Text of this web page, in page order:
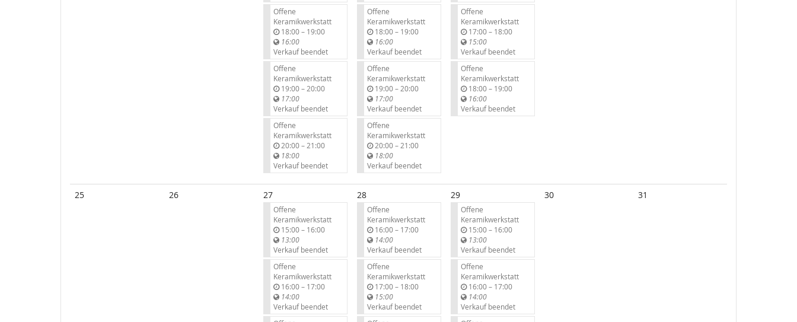
Offene
Keramikwerkstatt
18:00–b
s
19:00
16:00
Verkauf beendet
Offene
Keramikwerkstatt
19:00–b
s
20:00
17:00
Verkauf beendet
Offene
Keramikwerkstatt
20:00–b
s
21:00
18:00
Verkauf beendet
Offene
Keramikwerkstatt
18:00–b
s
19:00
16:00
Verkauf beendet
Offene
Keramikwerkstatt
19:00–b
s
20:00
17:00
Verkauf beendet
Offene
Keramikwerkstatt
20:00–b
s
21:00
18:00
Verkauf beendet
Offene
Keramikwerkstatt
17:00–b
s
18:00
15:00
Verkauf beendet
Offene
Keramikwerkstatt
18:00–b
s
19:00
16:00
Verkauf beendet
25 26 27
Offene
Keramikwerkstatt
15:00–b
s
16:00
13:00
Verkauf beendet
Offene
Keramikwerkstatt
16:00–b
s
17:00
14:00
Verkauf beendet
28
Offene
Keramikwerkstatt
16:00–b
s
17:00
14:00
Verkauf beendet
Offene
Keramikwerkstatt
17:00–b
s
18:00
15:00
Verkauf beendet
29
Offene
Keramikwerkstatt
15:00–b
s
16:00
13:00
Verkauf beendet
Offene
Keramikwerkstatt
16:00–b
s
17:00
14:00
Verkauf beendet
30 31